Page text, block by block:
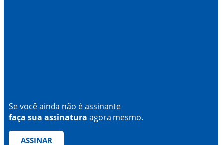
Se você ainda não é assinante
faça sua assinatura agora mesmo.
ASSINAR